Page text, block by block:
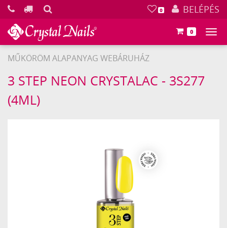
0 BELÉPÉS
0
MŰKÖRÖM ALAPANYAG WEBÁRUHÁZ
Crystal
Nails
3 STEP NEON CRYSTALAC - 3S277
(4ML)